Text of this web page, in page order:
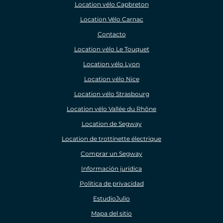
Location vélo Capbreton
Location Vélo Carnac
Contacto
Location vélo Le Touquet
Location vélo Lyon
Location vélo Nice
Location vélo Strasbourg
Location vélo Vallée du Rhône
Location de Segway
Location de trottinette électrique
Comprar un Segway
Información jurídica
Política de privacidad
EstudioJulio
Mapa del sitio